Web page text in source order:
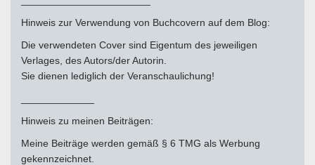
Hinweis zur Verwendung von Buchcovern auf dem Blog:
Die verwendeten Cover sind Eigentum des jeweiligen
Verlages, des Autors/der Autorin.
Sie dienen lediglich der Veranschaulichung!
Hinweis zu meinen Beiträgen:
Meine Beiträge werden gemäß § 6 TMG als Werbung
gekennzeichnet.